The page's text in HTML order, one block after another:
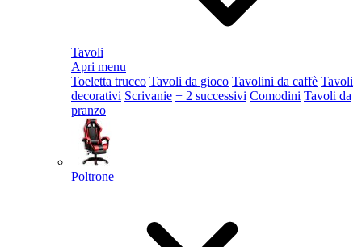
Tavoli
Apri menu
Toeletta trucco Tavoli da gioco Tavolini da caffè Tavoli
decorativi Scrivanie + 2 successivi Comodini Tavoli da
pranzo
Poltrone